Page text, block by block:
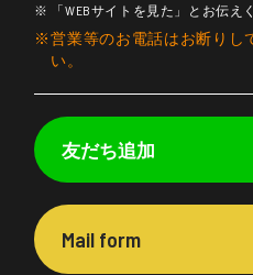
「WEBサイトを見た」とお伝え
営業等のお電話はお断りし
い。
友だち追加
Mail form